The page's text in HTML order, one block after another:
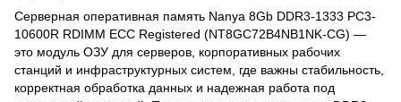
Серверная оперативная память Nanya 8Gb DDR3-1333 PC3-
10600R RDIMM ECC Registered (NT8GC72B4NB1NK-CG) —
это модуль ОЗУ для серверов, корпоративных рабочих
станций и инфраструктурных систем, где важны стабильность,
корректная обработка данных и надежная работа под